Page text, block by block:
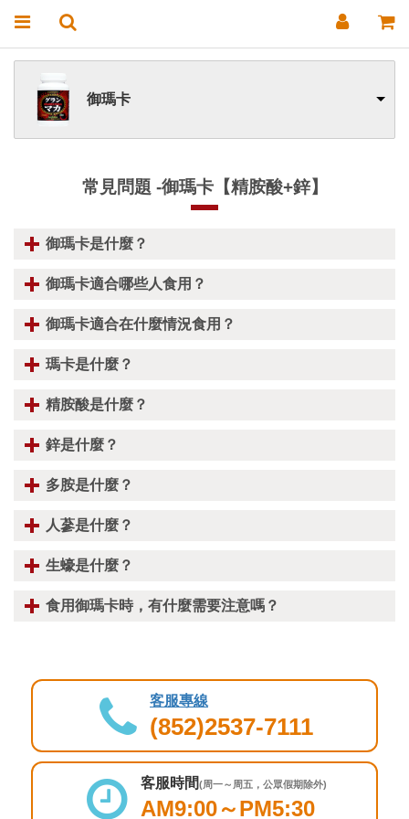
御瑪卡
常見問題 -御瑪卡【精胺酸+鋅】
御瑪卡是什麼？
御瑪卡適合哪些人食用？
御瑪卡適合在什麼情況食用？
瑪卡是什麼？
精胺酸是什麼？
鋅是什麼？
多胺是什麼？
人蔘是什麼？
生蠔是什麼？
食用御瑪卡時，有什麼需要注意嗎？
客服專線
(852)2537-7111
客服時間(周一～周五，公眾假期除外)
AM9:00～PM5:30